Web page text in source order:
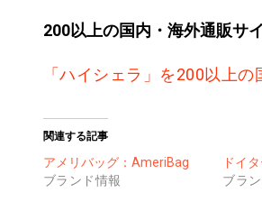
200以上の国内・海外通販サ
「ハイシェラ」を200以上
関連する記事
アメリバッグ：AmeriBag
ブランド情報
ドイ
ブラ